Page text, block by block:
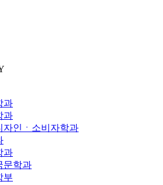
과
과
자인ㆍ소비자학과
과
문학과
부